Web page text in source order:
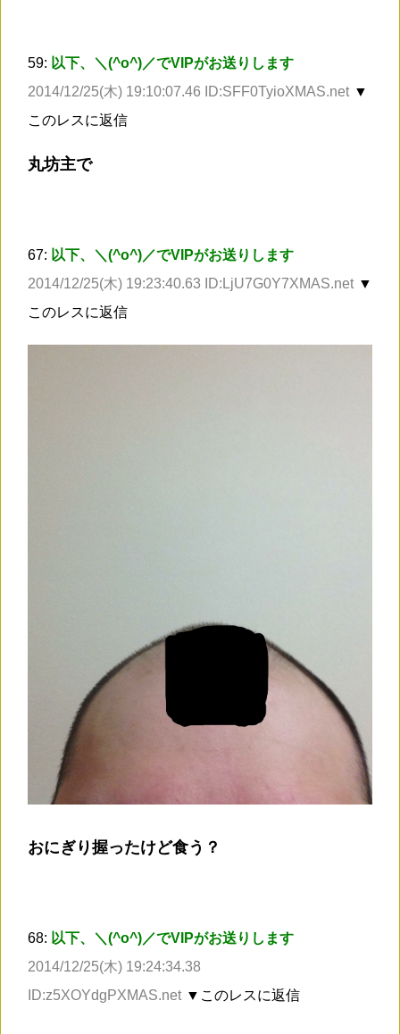
59: 以下、＼(^o^)／でVIPがお送りします
2014/12/25(木) 19:10:07.46 ID:SFF0TyioXMAS.net ▼
このレスに返信
丸坊主で
67: 以下、＼(^o^)／でVIPがお送りします
2014/12/25(木) 19:23:40.63 ID:LjU7G0Y7XMAS.net ▼
このレスに返信
おにぎり握ったけど食う？
68: 以下、＼(^o^)／でVIPがお送りします
2014/12/25(木) 19:24:34.38
ID:z5XOYdgPXMAS.net ▼このレスに返信